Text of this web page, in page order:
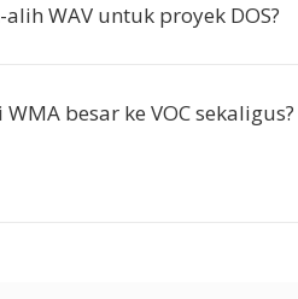
WAV untuk proyek DOS?
besar ke VOC sekaligus?